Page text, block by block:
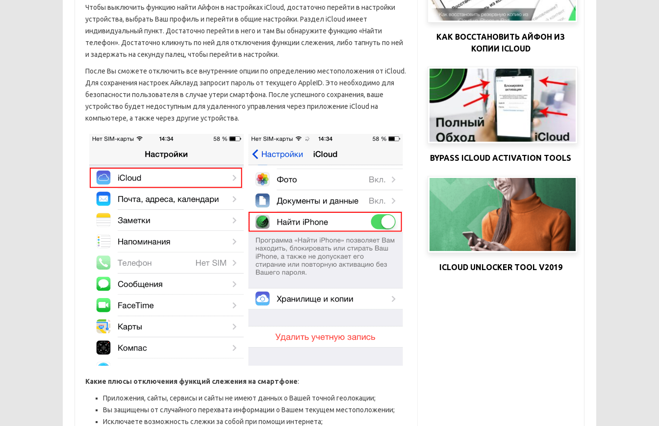
Чтобы выключить функцию найти Айфон в настройках iCloud, достаточно перейти в настройки
устройства, выбрать Ваш профиль и перейти в общие настройки. Раздел iCloud имеет
индивидуальный пункт. Достаточно перейти в него и там Вы обнаружите функцию «Найти
телефон». Достаточно кликнуть по ней для отключения функции слежения, либо тапнуть по ней
и задержать на секунду палец, чтобы перейти в настройки.
После Вы сможете отключить все внутренние опции по определению местоположения от iCloud.
Для сохранения настроек Айклауд запросит пароль от текущего AppleID. Это необходимо для
безопасности пользователя в случае утери смартфона. После успешного сохранения, ваше
устройство будет недоступным для удаленного управления через приложение iCloud на
компьютере, а также через другие устройства.
Какие плюсы отключения функций слежения на смартфоне:
Приложения, сайты, сервисы и сайты не имеют данных о Вашей точной геолокации;
Вы защищены от случайного перехвата информации о Вашем текущем местоположении;
Исключаете возможность слежки за собой при помощи интернета;
КАК ВОССТАНОВИТЬ АЙФОН ИЗ
КОПИИ ICLOUD
BYPASS ICLOUD ACTIVATION TOOLS
ICLOUD UNLOCKER TOOL V2019